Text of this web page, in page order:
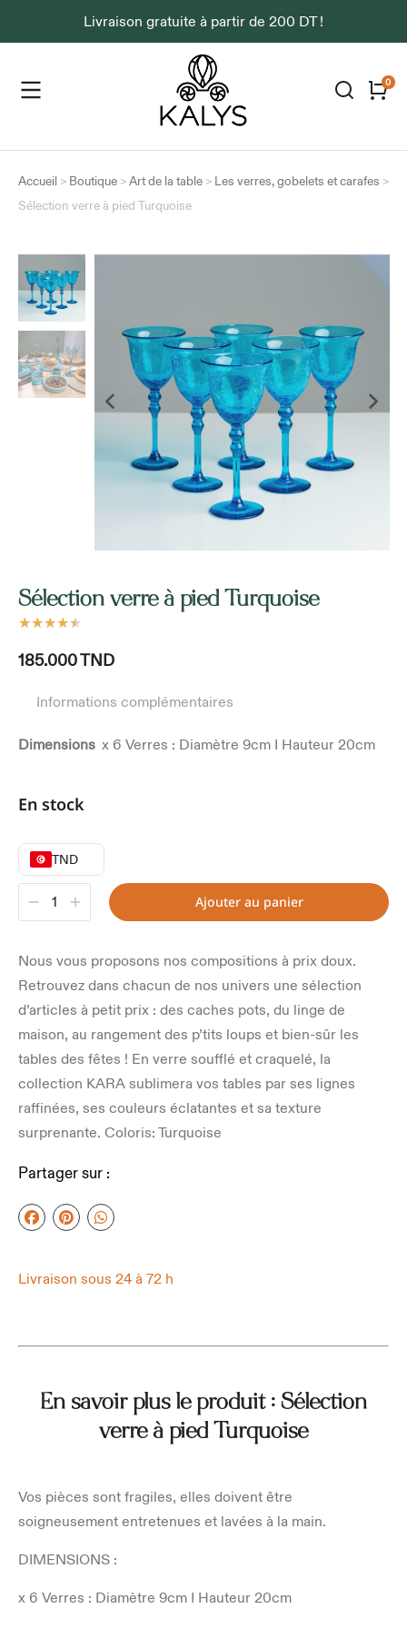
Livraison gratuite à partir de 200 DT !
Accueil > Boutique >Art de la table > Les verres, gobelets et carafes >
Sélection verre à pied Turquoise
Sélection verre à pied Turquoise
★★★★★
185.000TND
Informations complémentaires
Dimensions x 6 Verres : Diamètre 9cm I Hauteur 20cm
En stock
TND
Ajouter au panier
Nous vous proposons nos compositions à prix doux.
Retrouvez dans chacun de nos univers une sélection
d’articles à petit prix : des caches pots, du linge de
maison, au rangement des p’tits loups et bien-sûr les
tables des fêtes ! En verre soufflé et craquelé, la
collection KARA sublimera vos tables par ses lignes
raffinées, ses couleurs éclatantes et sa texture
surprenante. Coloris: Turquoise
Partager sur :
Livraison sous 24 à 72 h
En savoir plus le produit : Sélection
verre à pied Turquoise
Vos pièces sont fragiles, elles doivent être
soigneusement entretenues et lavées à la main.
DIMENSIONS :
x 6 Verres : Diamètre 9cm I Hauteur 20cm